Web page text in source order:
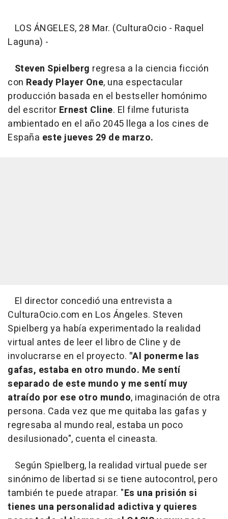
LOS ÁNGELES, 28 Mar. (CulturaOcio - Raquel
Laguna) -
Steven Spielberg regresa a la ciencia ficción
con Ready Player One, una espectacular
producción basada en el bestseller homónimo
del escritor Ernest Cline. El filme futurista
ambientado en el año 2045 llega a los cines de
España este jueves 29 de marzo.
El director concedió una entrevista a
CulturaOcio.com en Los Ángeles. Steven
Spielberg ya había experimentado la realidad
virtual antes de leer el libro de Cline y de
involucrarse en el proyecto. "Al ponerme las
gafas, estaba en otro mundo. Me sentí
separado de este mundo y me sentí muy
atraído por ese otro mundo, imaginación de otra
persona. Cada vez que me quitaba las gafas y
regresaba al mundo real, estaba un poco
desilusionado", cuenta el cineasta.
Según Spielberg, la realidad virtual puede ser
sinónimo de libertad si se tiene autocontrol, pero
también te puede atrapar. "Es una prisión si
tienes una personalidad adictiva y quieres